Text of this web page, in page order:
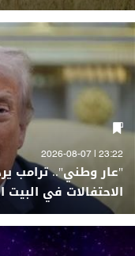
23:22 | 2026-08-07
"عار وطني".. ترامب
الاحتفالات في